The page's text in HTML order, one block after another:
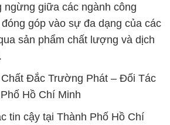
ngừng giữa các ngành công
góp vào sự đa dạng của các
sản phẩm chất lượng và dịch
Đắc Trường Phát – Đối Tác
Hồ Chí Minh
tin cậy tại Thành Phố Hồ Chí